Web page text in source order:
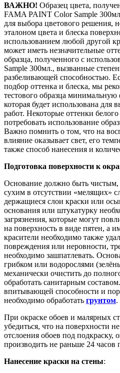
ВАЖНО! Образец цвета,
FAMA PAINT Color Sample
для выбора цветового решения,
эталоном цвета и блеска
использованием любой другой
может иметь незначительные
образца, полученного с
Sample 300мл., вызванные
разбеливающей способностью.
подбор оттенка и блеска, мы
тестового образца
которая будет использована для
работ. Некоторые оттенки
потребовать использование
Важно помнить о том, что на
влияние оказывает свет, его
также способ нанесения и
Подготовка поверхности к
Основание должно быть
сухим в отсутствии «мелящих»
держащиеся слои краски или
основания или штукатурку
загрязнения, которые могут
на поверхность в виде пятен, а
красители необходимо также
повреждения или неровности,
необходимо зашпатлевать.
грибком или водорослями
механически очистить до
обработать санитарным
впитывающей способности и
необходимо обработать грунтом.
При окраске обоев и малярных
убедиться, что на поверхности
отслоения обоев под
производить не раньше 24 часов
Нанесение краски на стены: